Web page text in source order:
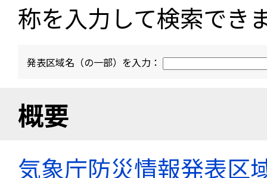
称を入力して検索でき
発表区域名（の一部）を入力：
概要
気象庁防災情報発表区